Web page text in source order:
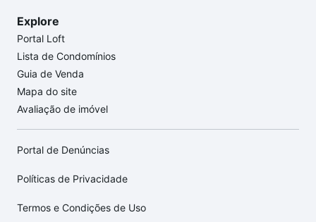
Explore
Portal Loft
Lista de Condomínios
Guia de Venda
Mapa do site
Avaliação de imóvel
Portal de Denúncias
Políticas de Privacidade
Termos e Condições de Uso